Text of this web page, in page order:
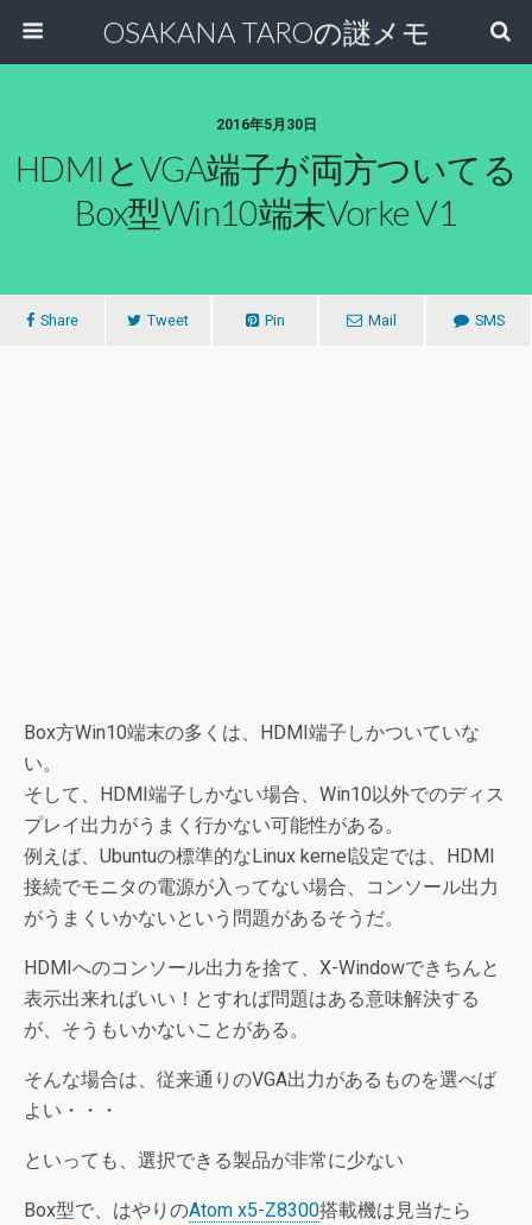
OSAKANA TAROの謎メモ
2016年5月30日
HDMIとVGA端子が両方ついてる
Box型Win10端末Vorke V1
Share Tweet Pin Mail SMS
Box方Win10端末の多くは、HDMI端子しかついていな
い。
そして、HDMI端子しかない場合、Win10以外でのディス
プレイ出力がうまく行かない可能性がある。
例えば、Ubuntuの標準的なLinux kernel設定では、HDMI
接続でモニタの電源が入ってない場合、コンソール出力
がうまくいかないという問題があるそうだ。
HDMIへのコンソール出力を捨て、X-Windowできちんと
表示出来ればいい！とすれば問題はある意味解決する
が、そうもいかないことがある。
そんな場合は、従来通りのVGA出力があるものを選べば
よい・・・
といっても、選択できる製品が非常に少ない
Box型で、はやりのAtom x5-Z8300搭載機は見当たら